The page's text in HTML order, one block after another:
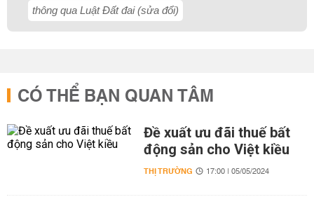
thông qua Luật Đất đai (sửa đổi)
CÓ THỂ BẠN QUAN TÂM
Đề xuất ưu đãi thuế bất
động sản cho Việt kiều
THỊ TRƯỜNG 17:00 | 05/05/2024